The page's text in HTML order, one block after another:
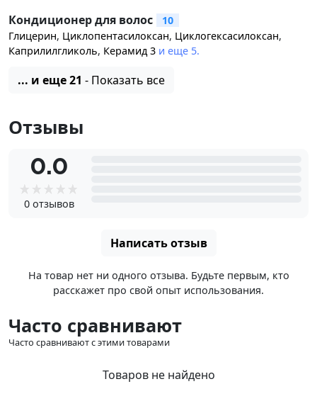
Кондиционер для волос
10
Глицерин, Циклопентасилоксан, Циклогексасилоксан,
Каприлилгликоль, Керамид 3 и еще 5.
... и еще 21 - Показать все
Отзывы
0.0
0 отзывов
Написать отзыв
На товар нет ни одного отзыва. Будьте первым, кто
расскажет про свой опыт использования.
Часто сравнивают
Часто сравнивают с этими товарами
Товаров не найдено